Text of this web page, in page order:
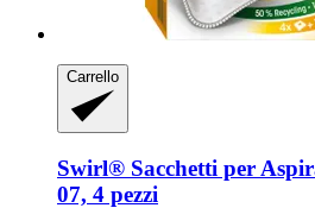
Carrello
Swirl® Sacchetti per
07, 4 pezzi